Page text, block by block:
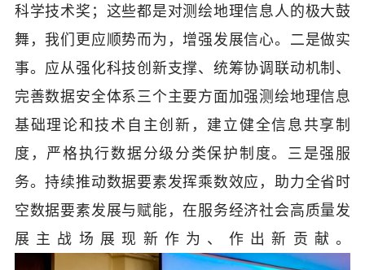
科学技术奖；这些都是对测绘地理信息人的极大鼓
舞，我们更应顺势而为，增强发展信心。二是做实
事。应从强化科技创新支撑、统筹协调联动机制、
完善数据安全体系三个主要方面加强测绘地理信息
基础理论和技术自主创新，建立健全信息共享制
度，严格执行数据分级分类保护制度。三是强服
务。持续推动数据要素发挥乘数效应，助力全省时
空数据要素发展与赋能，在服务经济社会高质量发
展主战场展现新作为、作出新贡献。